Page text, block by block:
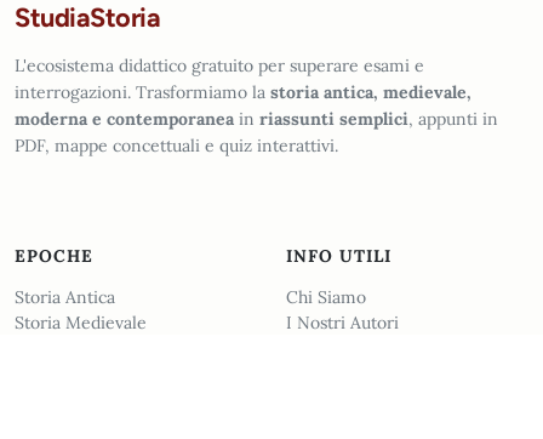
StudiaStoria
L'ecosistema didattico gratuito per superare esami e
interrogazioni. Trasformiamo la storia antica, medievale,
moderna e contemporanea in riassunti semplici, appunti in
PDF, mappe concettuali e quiz interattivi.
EPOCHE
Storia Antica
Storia Medievale
INFO UTILI
Chi Siamo
I Nostri Autori